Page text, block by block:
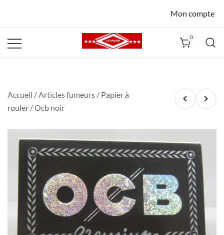
Mon compte
0
Accueil /Articles fumeurs / Papier à
rouler / Ocb noir